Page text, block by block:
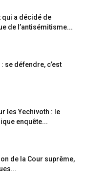
qui a décidé de
de l’antisémitisme...
se défendre, c’est
les Yechivoth : le
enquête...
de la Cour suprême,